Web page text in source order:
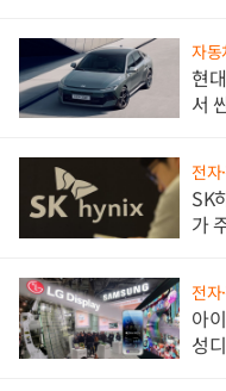
자동
현
서
전자
SK
가
전자
아
성